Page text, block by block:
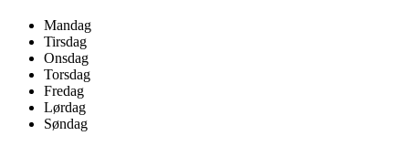
Mandag
Tirsdag
Onsdag
Torsdag
Fredag
Lørdag
Søndag